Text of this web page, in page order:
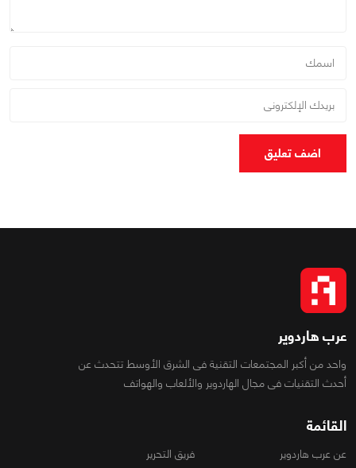
اضف تعليق
عرب هاردوير
واحد من أكبر المجتمعات التقنية فى الشرق الأوسط تتحدث عن
أحدث التقنيات فى مجال الهاردوير والألعاب والهواتف
القائمة
عن عرب هاردوير فريق التحرير